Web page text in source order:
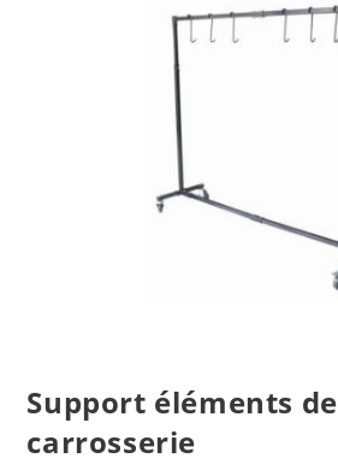
Support éléments de
carrosserie